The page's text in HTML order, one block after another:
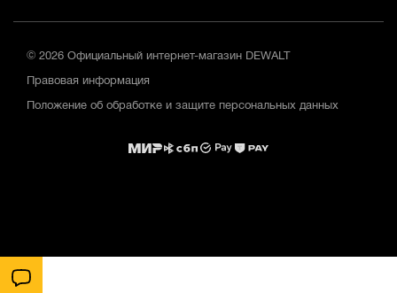
© 2026 Официальный интернет-магазин DEWALT
Правовая информация
Положение об обработке и защите персональных данных